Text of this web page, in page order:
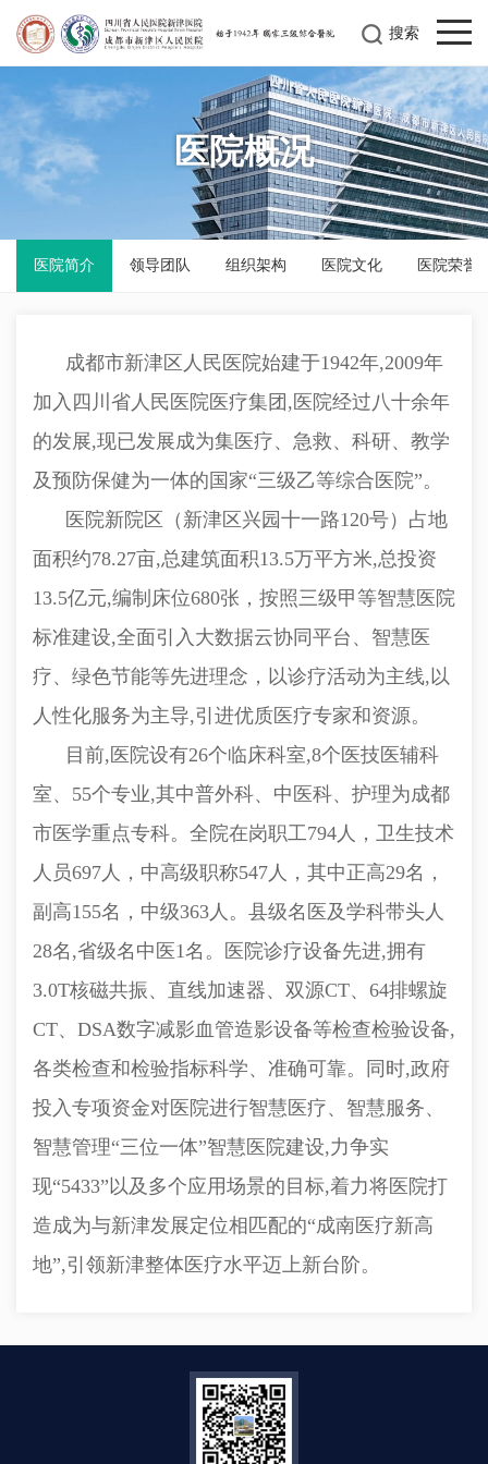
搜索
医院概况
医院简介 领导团队 组织架构 医院文化 医院荣誉
成都市新津区人民医院始建于1942年,2009年
加入四川省人民医院医疗集团,医院经过八十余年
的发展,现已发展成为集医疗、急救、科研、教学
及预防保健为一体的国家“三级乙等综合医院”。
医院新院区（新津区兴园十一路120号）占地
面积约78.27亩,总建筑面积13.5万平方米,总投资
13.5亿元,编制床位680张，按照三级甲等智慧医院
标准建设,全面引入大数据云协同平台、智慧医
疗、绿色节能等先进理念，以诊疗活动为主线,以
人性化服务为主导,引进优质医疗专家和资源。
目前,医院设有26个临床科室,8个医技医辅科
室、55个专业,其中普外科、中医科、护理为成都
市医学重点专科。全院在岗职工794人，卫生技术
人员697人，中高级职称547人，其中正高29名，
副高155名，中级363人。县级名医及学科带头人
28名,省级名中医1名。医院诊疗设备先进,拥有
3.0T核磁共振、直线加速器、双源CT、64排螺旋
CT、DSA数字减影血管造影设备等检查检验设备,
各类检查和检验指标科学、准确可靠。同时,政府
投入专项资金对医院进行智慧医疗、智慧服务、
智慧管理“三位一体”智慧医院建设,力争实
现“5433”以及多个应用场景的目标,着力将医院打
造成为与新津发展定位相匹配的“成南医疗新高
地”,引领新津整体医疗水平迈上新台阶。